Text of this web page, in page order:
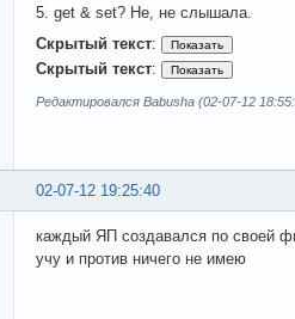
5. get & set? Не, не слышала.
Скрытый текст:
Скрытый текст:
Редактировался Babusha (02-07-12
02-07-12 19:25:40
каждый ЯП создавался по своей
учу и против ничего не имею